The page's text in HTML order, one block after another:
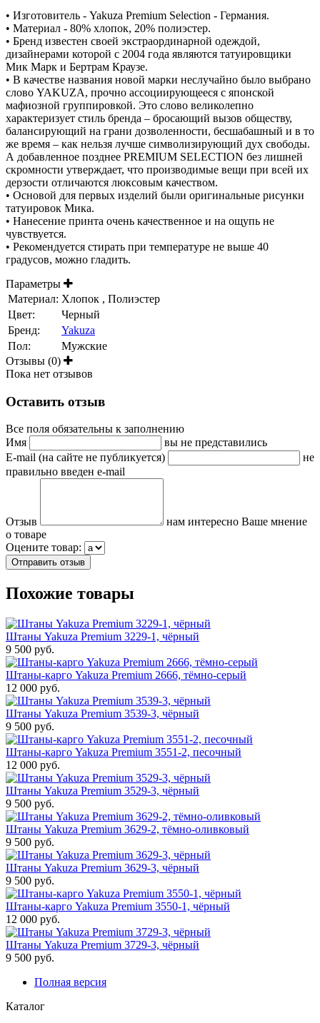
• Изготовитель - Yakuza Premium Selection - Германия.
• Материал - 80% хлопок, 20% полиэстер.
• Бренд известен своей экстраординарной одеждой,
дизайнерами которой с 2004 года являются татуировщики
Мик Марк и Бертрам Краузе.
• В качестве названия новой марки неслучайно было выбрано
слово YAKUZA, прочно ассоциирующееся с японской
мафиозной группировкой. Это слово великолепно
характеризует стиль бренда – бросающий вызов обществу,
балансирующий на грани дозволенности, бесшабашный и в то
же время – как нельзя лучше символизирующий дух свободы.
А добавленное позднее PREMIUM SELECTION без лишней
скромности утверждает, что производимые вещи при всей их
дерзости отличаются люксовым качеством.
• Основой для первых изделий были оригинальные рисунки
татуировок Мика.
• Нанесение принта очень качественное и на ощупь не
чувствуется.
• Рекомендуется стирать при температуре не выше 40
градусов, можно гладить.
Параметры
Материал: Хлопок , Полиэстер
Цвет:
Черный
Бренд:
Yakuza
Пол:
Мужские
Отзывы (0)
Пока нет отзывов
Оставить отзыв
Все поля обязательны к заполнению
Имя
вы не представились
E-mail (на сайте не публикуется)
не
правильно введен e-mail
Отзыв
нам интересно Ваше мнение
о товаре
Оцените товар:
Похожие товары
Штаны Yakuza Premium 3229-1, чёрный
9 500 руб.
Штаны-карго Yakuza Premium 2666, тёмно-серый
12 000 руб.
Штаны Yakuza Premium 3539-3, чёрный
9 500 руб.
Штаны-карго Yakuza Premium 3551-2, песочный
12 000 руб.
Штаны Yakuza Premium 3529-3, чёрный
9 500 руб.
Штаны Yakuza Premium 3629-2, тёмно-оливковый
9 500 руб.
Штаны Yakuza Premium 3629-3, чёрный
9 500 руб.
Штаны-карго Yakuza Premium 3550-1, чёрный
12 000 руб.
Штаны Yakuza Premium 3729-3, чёрный
9 500 руб.
Полная версия
Каталог